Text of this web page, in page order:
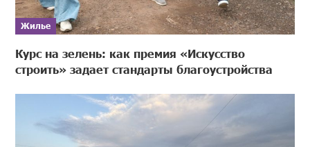
Жилье
Курс на зелень: как премия «Искусство
строить» задает стандарты благоустройства